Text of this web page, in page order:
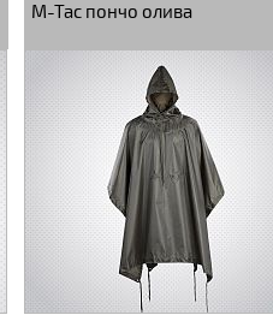
M-Tac пончо олива